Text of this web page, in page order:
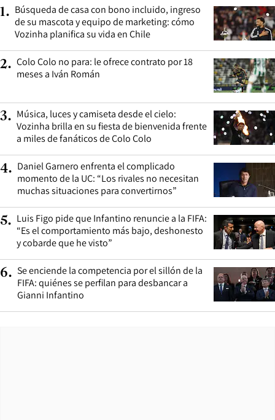
1. Búsqueda de casa con bono incluido, ingreso
de su mascota y equipo de marketing: cómo
Vozinha planifica su vida en Chile
2. Colo Colo no para: le ofrece contrato por 18
meses a Iván Román
3. Música, luces y camiseta desde el cielo:
Vozinha brilla en su fiesta de bienvenida frente
a miles de fanáticos de Colo Colo
4. Daniel Garnero enfrenta el complicado
momento de la UC: “Los rivales no necesitan
muchas situaciones para convertirnos”
5. Luis Figo pide que Infantino renuncie a la FIFA:
“Es el comportamiento más bajo, deshonesto
y cobarde que he visto”
6. Se enciende la competencia por el sillón de la
FIFA: quiénes se perfilan para desbancar a
Gianni Infantino